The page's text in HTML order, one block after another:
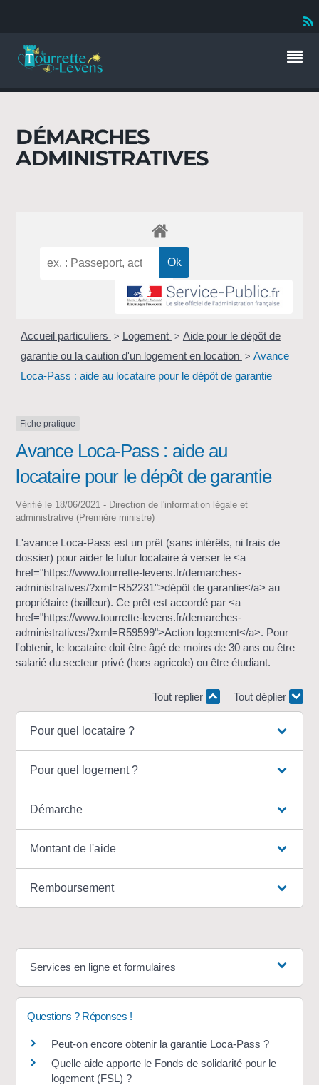
DÉMARCHES
ADMINISTRATIVES
Accueil particuliers > Logement > Aide pour le dépôt de
garantie ou la caution d'un logement en location > Avance
Loca-Pass : aide au locataire pour le dépôt de garantie
Fiche pratique
Avance Loca-Pass : aide au
locataire pour le dépôt de garantie
Vérifié le 18/06/2021 - Direction de l'information légale et
administrative (Première ministre)
L'avance Loca-Pass est un prêt (sans intérêts, ni frais de
dossier) pour aider le futur locataire à verser le <a
href="https://www.tourrette-levens.fr/demarches-
administratives/?xml=R52231">dépôt de garantie</a> au
propriétaire (bailleur). Ce prêt est accordé par <a
href="https://www.tourrette-levens.fr/demarches-
administratives/?xml=R59599">Action logement</a>. Pour
l'obtenir, le locataire doit être âgé de moins de 30 ans ou être
salarié du secteur privé (hors agricole) ou être étudiant.
Tout replier Tout déplier
Pour quel locataire ?
Pour quel logement ?
Démarche
Montant de l'aide
Remboursement
Services en ligne et formulaires
Questions ? Réponses !
Peut-on encore obtenir la garantie Loca-Pass ?
Quelle aide apporte le Fonds de solidarité pour le
logement (FSL) ?